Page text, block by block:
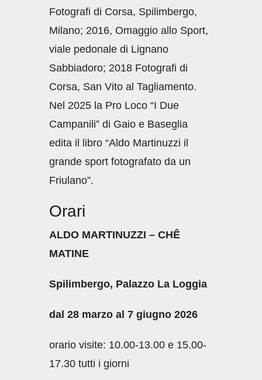
Fotografi di Corsa, Spilimbergo,
Milano; 2016, Omaggio allo Sport,
viale pedonale di Lignano
Sabbiadoro; 2018 Fotografi di
Corsa, San Vito al Tagliamento.
Nel 2025 la Pro Loco “I Due
Campanili” di Gaio e Baseglia
edita il libro “Aldo Martinuzzi il
grande sport fotografato da un
Friulano”.
Orari
ALDO MARTINUZZI – CHÊ
MATINE
Spilimbergo, Palazzo La Loggia
dal 28 marzo al 7 giugno 2026
orario visite: 10.00-13.00 e 15.00-
17.30 tutti i giorni